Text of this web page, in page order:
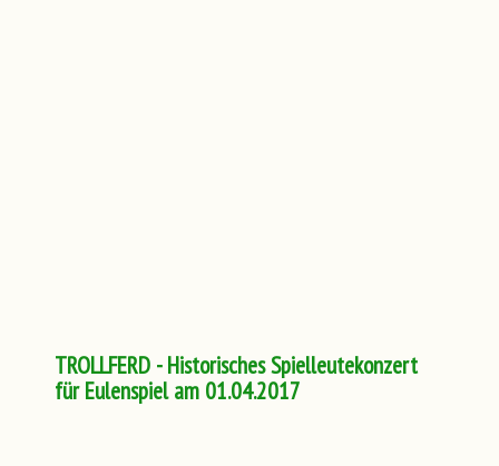
TROLLFERD - Historisches Spielleutekonzert
für Eulenspiel am 01.04.2017